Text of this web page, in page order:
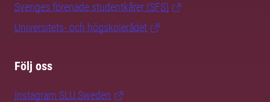
Sveriges förenade studentkårer (SFS)
Universitets- och högskolerådet
Följ oss
Instagram SLU.Sweden